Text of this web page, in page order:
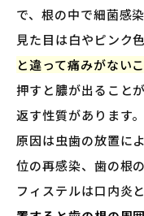
で、根の中で細菌感
見た目は白やピンク
と違って痛みがない
押すと膿が出ること
返す性質があります。
原因は虫歯の放置に
位の再感染、歯の根
フィステルは口内炎